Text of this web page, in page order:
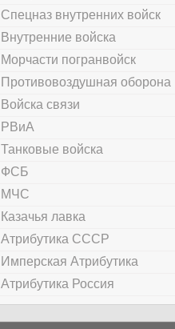
Спецназ внутренних войск
Внутренние войска
Морчасти погранвойск
Противовоздушная оборона
Войска связи
РВиА
Танковые войска
ФСБ
МЧС
Казачья лавка
Атрибутика СССР
Имперская Атрибутика
Атрибутика Россия